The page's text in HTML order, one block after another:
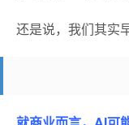
还是说，我们其实